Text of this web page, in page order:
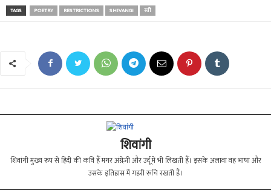
TAGS POETRY RESTRICTIONS SHIVANGI स्त्री
शिवांगी
शिवांगी मुख्य रूप से हिंदी की कवि हैं मगर अंग्रेज़ी और उर्दू में भी लिखती हैं। इसके अलावा वह भाषा और
उसके इतिहास में गहरी रूचि रखती हैं।